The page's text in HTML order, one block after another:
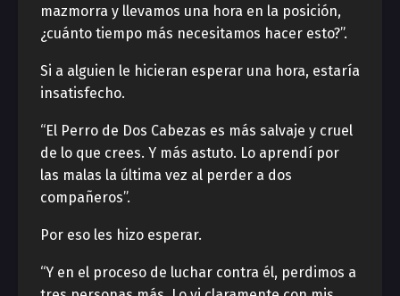
mazmorra y llevamos una hora en la posición,
¿cuánto tiempo más necesitamos hacer esto?”.
Si a alguien le hicieran esperar una hora, estaría
insatisfecho.
“El Perro de Dos Cabezas es más salvaje y cruel
de lo que crees. Y más astuto. Lo aprendí por
las malas la última vez al perder a dos
compañeros”.
Por eso les hizo esperar.
“Y en el proceso de luchar contra él, perdimos a